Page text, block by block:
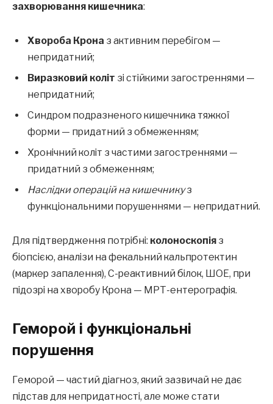
захворювання кишечника:
Хвороба Крона з активним перебігом —
непридатний;
Виразковий коліт зі стійкими загостреннями —
непридатний;
Синдром подразненого кишечника тяжкої
форми — придатний з обмеженням;
Хронічний коліт з частими загостреннями —
придатний з обмеженням;
Наслідки операцій на кишечникуз
функціональними порушеннями — непридатний.
Для підтвердження потрібні: колоноскопія з
біопсією, аналізи на фекальний кальпротектин
(маркер запалення), C-реактивний білок, ШОЕ, при
підозрі на хворобу Крона — МРТ-ентерографія.
Геморой і функціональні
порушення
Геморой — частий діагноз, який зазвичай не дає
підстав для непридатності, але може стати